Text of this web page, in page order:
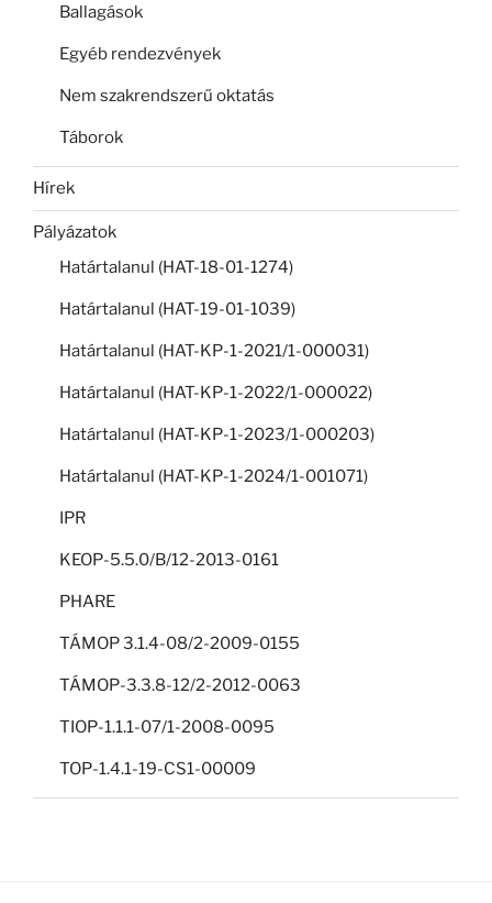
Ballagások
Egyéb rendezvények
Nem szakrendszerű oktatás
Táborok
Hírek
Pályázatok
Határtalanul (HAT-18-01-1274)
Határtalanul (HAT-19-01-1039)
Határtalanul (HAT-KP-1-2021/1-000031)
Határtalanul (HAT-KP-1-2022/1-000022)
Határtalanul (HAT-KP-1-2023/1-000203)
Határtalanul (HAT-KP-1-2024/1-001071)
IPR
KEOP-5.5.0/B/12-2013-0161
PHARE
TÁMOP 3.1.4-08/2-2009-0155
TÁMOP-3.3.8-12/2-2012-0063
TIOP-1.1.1-07/1-2008-0095
TOP-1.4.1-19-CS1-00009